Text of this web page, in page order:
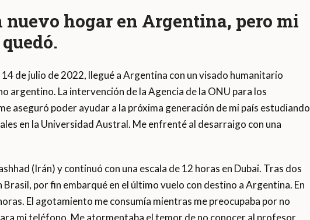
nuevo hogar en Argentina, pero mi
14 de julio de 2022, llegué a Argentina con un visado humanitario
argentino. La intervención de la Agencia de la ONU para los
aseguró poder ayudar a la próxima generación de mi país estudiando
en la Universidad Austral. Me enfrenté al desarraigo con una
(Irán) y continuó con una escala de 12 horas en Dubai. Tras dos
Brasil, por fin embarqué en el último vuelo con destino a Argentina. En
El agotamiento me consumía mientras me preocupaba por no